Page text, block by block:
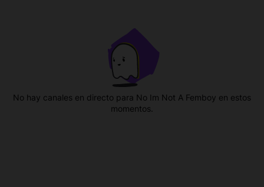
No hay canales en directo para No Im Not A Femboy en estos
momentos.